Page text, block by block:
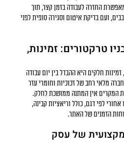
החזרה לעבודה בזמן קצר, תוך
ועם בדיקת איטום וסגירה סופית לפני
טרקטורים: זמינות,
, זמינות חלקים היא ההבדל בין יום עבודה
מלאי רחב של זכוכיות וחומרי עזר
המקרים אין המתנה ממושכת לחלק.
לפי דגם, כולל וריאציות קבינה,
הזמנים של האתר.
מקצועית של עסק